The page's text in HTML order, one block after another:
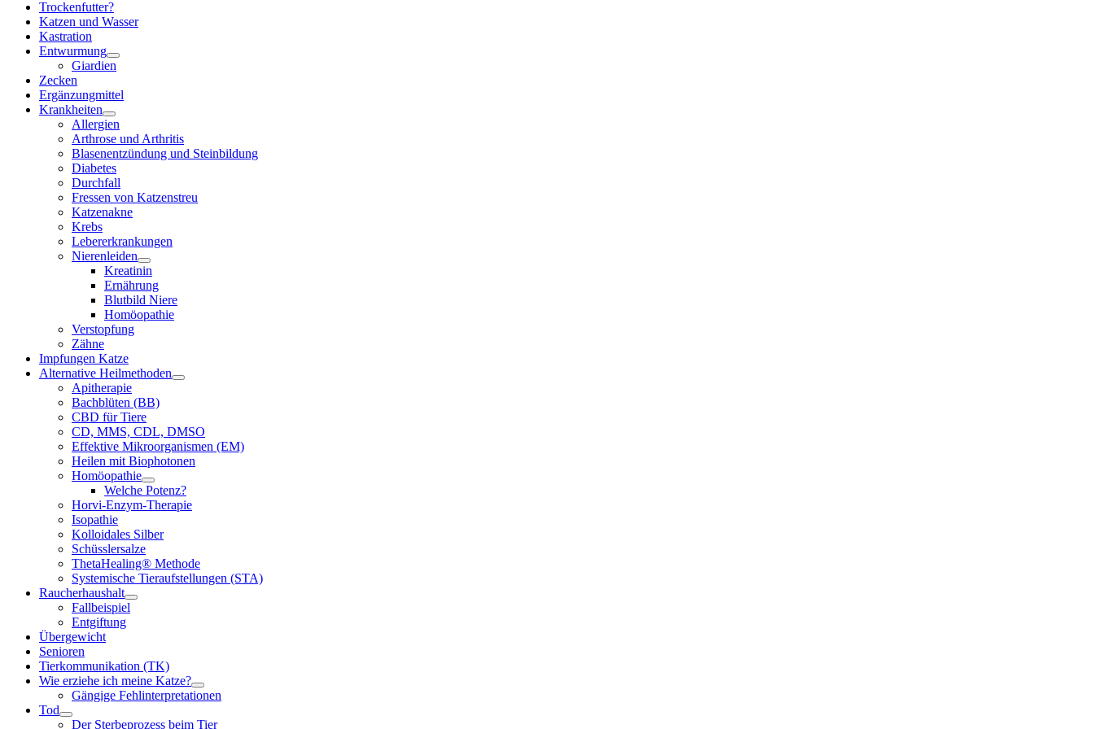
Trockenfutter?
Katzen und Wasser
Kastration
Entwurmung
Giardien
Zecken
Ergänzungmittel
Krankheiten
Allergien
Arthrose und Arthritis
Blasenentzündung und Steinbildung
Diabetes
Durchfall
Fressen von Katzenstreu
Katzenakne
Krebs
Lebererkrankungen
Nierenleiden
Kreatinin
Ernährung
Blutbild Niere
Homöopathie
Verstopfung
Zähne
Impfungen Katze
Alternative Heilmethoden
Apitherapie
Bachblüten (BB)
CBD für Tiere
CD, MMS, CDL, DMSO
Effektive Mikroorganismen (EM)
Heilen mit Biophotonen
Homöopathie
Welche Potenz?
Horvi-Enzym-Therapie
Isopathie
Kolloidales Silber
Schüsslersalze
ThetaHealing® Methode
Systemische Tieraufstellungen (STA)
Raucherhaushalt
Fallbeispiel
Entgiftung
Übergewicht
Senioren
Tierkommunikation (TK)
Wie erziehe ich meine Katze?
Gängige Fehlinterpretationen
Tod
Der Sterbeprozess beim Tier